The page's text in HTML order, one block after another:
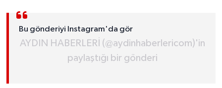
Bu gönderiyi Instagram'da gör
AYDIN HABERLERİ (@aydinhaberlericom)'in
paylaştığı bir gönderi